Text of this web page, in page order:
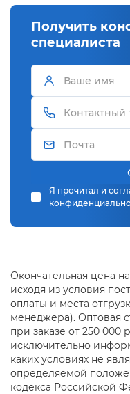
Получить
специалиста
Я прочитал и
Окончательная цена
исходя из условия
оплаты и места
менеджера). Оптовая
при заказе от 250 000
исключительно
каких условиях не
определяемой
кодекса Российской